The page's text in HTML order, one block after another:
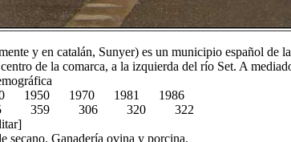
y en catalán, Sunyer) es un municipio español de
de la comarca, a la izquierda del río Set. A
1950 1970 1981 1986
359 306 320 322
secano. Ganadería ovina y porcina.